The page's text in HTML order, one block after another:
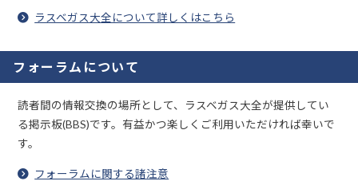
ラスベガス大全について詳しくはこちら
フォーラムについて
読者間の情報交換の場所として、ラスベガス大全が提供してい
る掲示板(BBS)です。有益かつ楽しくご利用いただければ幸いで
す。
フォーラムに関する諸注意